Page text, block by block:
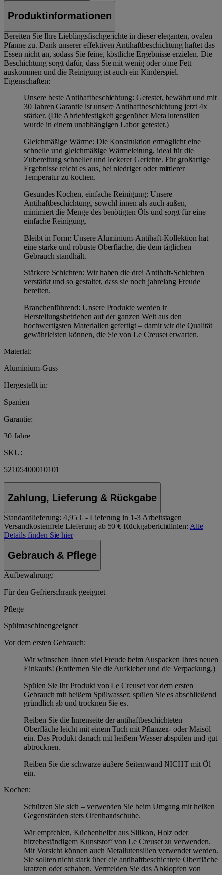
Produktinformationen
Bereiten Sie Ihre Lieblingsfischgerichte in dieser eleganten, ovalen
Pfanne zu. Dank unserer effektiven Antihaftbeschichtung haftet das
Essen nicht an, sodass Sie feine, köstliche Ergebnisse erzielen. Die
Beschichtung sorgt dafür, dass Sie mit wenig oder ohne Fett
auskommen und die Reinigung ist auch ein Kinderspiel.
Eigenschaften:
Unsere beste Antihaftbeschichtung: Getestet, bewährt und mit
30 Jahren Garantie ist unsere Antihaftbeschichtung jetzt 4x
stärker. (Die Abriebfestigkeit gegenüber Metallutensilien
wurde in einem unabhängigen Labor getestet.)
Gleichmäßige Wärme: Die Konstruktion ermöglicht eine
schnelle und gleichmäßige Wärmeleitung, ideal für die
Zubereitung schneller und leckerer Gerichte. Für großartige
Ergebnisse reicht es aus, bei niedriger oder mittlerer
Temperatur zu kochen.
Gesundes Kochen, einfache Reinigung: Unsere
Antihaftbeschichtung, sowohl innen als auch außen,
minimiert die Menge des benötigten Öls und sorgt für eine
einfache Reinigung.
Bleibt in Form: Unsere Aluminium-Antihaft-Kollektion hat
eine starke und robuste Oberfläche, die dem täglichen
Gebrauch standhält.
Stärkere Schichten: Wir haben die drei Antihaft-Schichten
verstärkt und so gestaltet, dass sie noch jahrelang Freude
bereiten.
Branchenführend: Unsere Produkte werden in
Herstellungsbetrieben auf der ganzen Welt aus den
hochwertigsten Materialien gefertigt – damit wir die Qualität
gewährleisten können, die Sie von Le Creuset erwarten.
Material:
Aluminium-Guss
Hergestellt in:
Spanien
Garantie:
30 Jahre
SKU:
52105400010101
Zahlung, Lieferung & Rückgabe
Standardlieferung: 4,95 € - Lieferung in 1-3 Arbeitstagen
Versandkostenfreie Lieferung ab 50 € Rückgaberichtlinien: Alle
Details finden Sie hier
Gebrauch & Pflege
Aufbewahrung:
Für den Gefrierschrank geeignet
Pflege
Spülmaschinengeeignet
Vor dem ersten Gebrauch:
Wir wünschen Ihnen viel Freude beim Auspacken Ihres neuen
Einkaufs! (Entfernen Sie die Aufkleber und die Verpackung.)
Spülen Sie Ihr Produkt von Le Creuset vor dem ersten
Gebrauch mit heißem Spülwasser; spülen Sie es abschließend
gründlich ab und trocknen Sie es.
Reiben Sie die Innenseite der antihaftbeschichteten
Oberfläche leicht mit einem Tuch mit Pflanzen- oder Maisöl
ein. Das Produkt danach mit heißem Wasser abspülen und gut
abtrocknen.
Reiben Sie die schwarze äußere Seitenwand NICHT mit Öl
ein.
Kochen:
Schützen Sie sich – verwenden Sie beim Umgang mit heißen
Gegenständen stets Ofenhandschuhe.
Wir empfehlen, Küchenhelfer aus Silikon, Holz oder
hitzebeständigem Kunststoff von Le Creuset zu verwenden.
Mit Vorsicht können auch Metallutensilien verwendet werden.
Sie sollten nicht stark über die antihaftbeschichtete Oberfläche
kratzen oder schaben. Vermeiden Sie das Abklopfen von